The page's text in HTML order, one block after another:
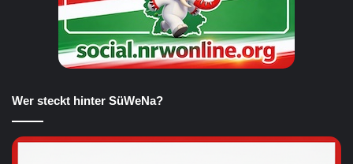
Wer steckt hinter SüWeNa?